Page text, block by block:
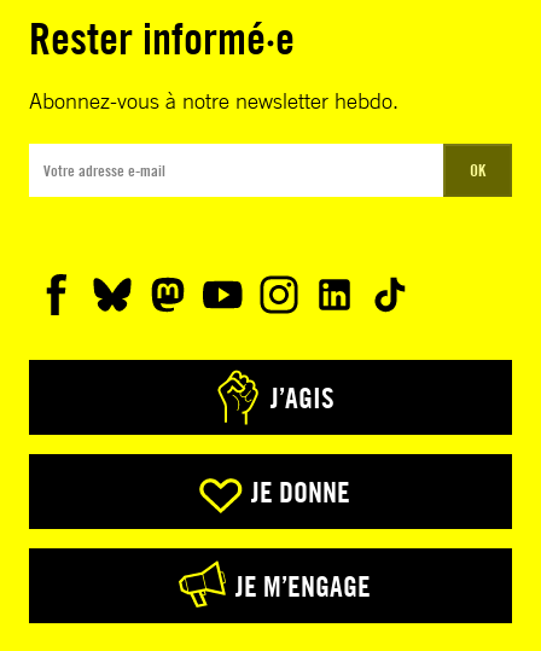
Rester informé·e
Abonnez-vous à notre newsletter hebdo.
OK
J’AGIS
JE DONNE
JE M’ENGAGE